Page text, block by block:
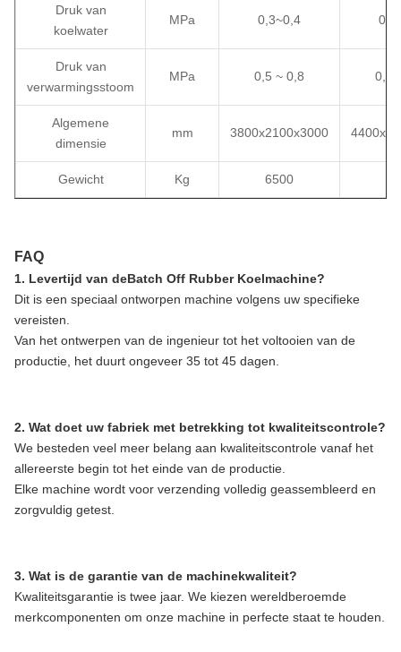
Druk van
koelwater
MPa 0,3~0,4
Druk van
verwarmingsstoom
MPa 0,5 ~ 0,8 0,5
Algemene
dimensie
mm 3800x2100x3000
Gewicht Kg 6500
FAQ
1. Levertijd van deBatch Off Rubber Koelmachine?
Dit is een speciaal ontworpen machine volgens uw specifieke
vereisten.
Van het ontwerpen van de ingenieur tot het voltooien van de
productie, het duurt ongeveer 35 tot 45 dagen.
2. Wat doet uw fabriek met betrekking tot kwaliteitscontrole?
We besteden veel meer belang aan kwaliteitscontrole vanaf het
allereerste begin tot het einde van de productie.
Elke machine wordt voor verzending volledig geassembleerd en
zorgvuldig getest.
3. Wat is de garantie van de machinekwaliteit?
Kwaliteitsgarantie is twee jaar. We kiezen wereldberoemde
merkcomponenten om onze machine in perfecte staat te houden.